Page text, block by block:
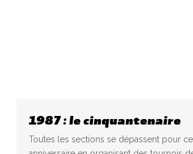
1987 : le cinquantenaire
Toutes les sections se dépassent pour